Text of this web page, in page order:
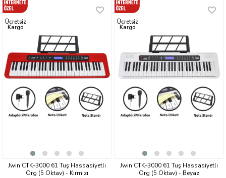
Jwin CTK-3000 61 Tuş Hassasiyetli
Org (5 Oktav) - Kırmızı
Ücretsiz
Kargo
Jwin CTK-3000 61 Tuş Hassasiyetli
Org (5 Oktav) - Beyaz
Ücretsiz
Kargo